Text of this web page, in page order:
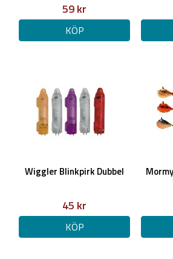
59 kr
KÖP
Wiggler Blinkpirk Dubbel
45 kr
KÖP